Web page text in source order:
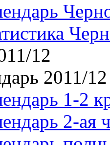
12
2011/12
1-2
2-ая